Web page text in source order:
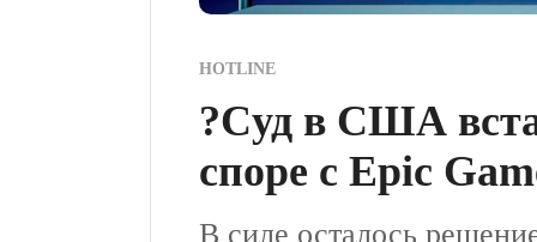
HOTLINE
?Cуд в США
споре с Epic
В силе осталось